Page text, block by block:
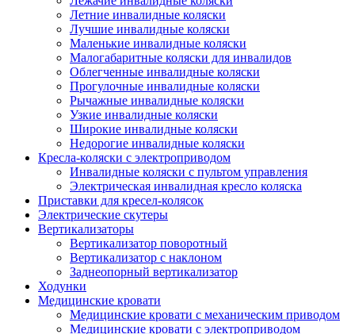
Летние инвалидные коляски
Лучшие инвалидные коляски
Маленькие инвалидные коляски
Малогабаритные коляски для инвалидов
Облегченные инвалидные коляски
Прогулочные инвалидные коляски
Рычажные инвалидные коляски
Узкие инвалидные коляски
Широкие инвалидные коляски
Недорогие инвалидные коляски
Кресла-коляски с электроприводом
Инвалидные коляски с пультом управления
Электрическая инвалидная кресло коляска
Приставки для кресел-колясок
Электрические скутеры
Вертикализаторы
Вертикализатор поворотный
Вертикализатор с наклоном
Заднеопорный вертикализатор
Ходунки
Медицинские кровати
Медицинские кровати с механическим приводом
Медицинские кровати с электроприводом